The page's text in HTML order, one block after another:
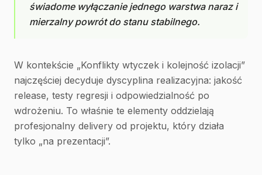
świadome wyłączanie jednego warstwa naraz i
mierzalny powrót do stanu stabilnego.
W kontekście „Konflikty wtyczek i kolejność izolacji”
najczęściej decyduje dyscyplina realizacyjna: jakość
release, testy regresji i odpowiedzialność po
wdrożeniu. To właśnie te elementy oddzielają
profesjonalny delivery od projektu, który działa
tylko „na prezentacji”.